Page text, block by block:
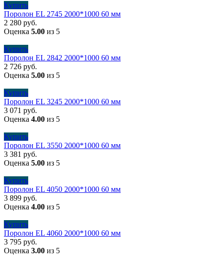
Купить
Поролон EL 2745 2000*1000 60 мм
2 280 руб.
Оценка 5.00 из 5
Купить
Поролон EL 2842 2000*1000 60 мм
2 726 руб.
Оценка 5.00 из 5
Купить
Поролон EL 3245 2000*1000 60 мм
3 071 руб.
Оценка 4.00 из 5
Купить
Поролон EL 3550 2000*1000 60 мм
3 381 руб.
Оценка 5.00 из 5
Купить
Поролон EL 4050 2000*1000 60 мм
3 899 руб.
Оценка 4.00 из 5
Купить
Поролон EL 4060 2000*1000 60 мм
3 795 руб.
Оценка 3.00 из 5